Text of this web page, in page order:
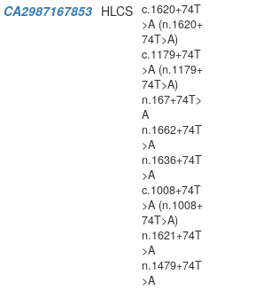
CA2987167853 HLCS c.1620+74T
>A (n.1620+
74T>A)
c.1179+74T
>A (n.1179+
74T>A)
n.167+74T>
A
n.1662+74T
>A
n.1636+74T
>A
c.1008+74T
>A (n.1008+
74T>A)
n.1621+74T
>A
n.1479+74T
>A